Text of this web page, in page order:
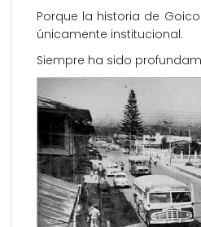
Porque la historia de
únicamente institucional.
Siempre ha sido